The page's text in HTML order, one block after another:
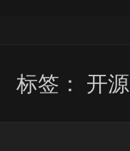
标签： 开源